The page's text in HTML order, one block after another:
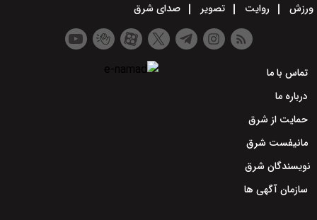
ورزش
روایت تصویر صدای شرق
تماس با ما
درباره ما
حمایت از شرق
مانیفست شرق
نویسندگان شرق
سازمان آگهی ها